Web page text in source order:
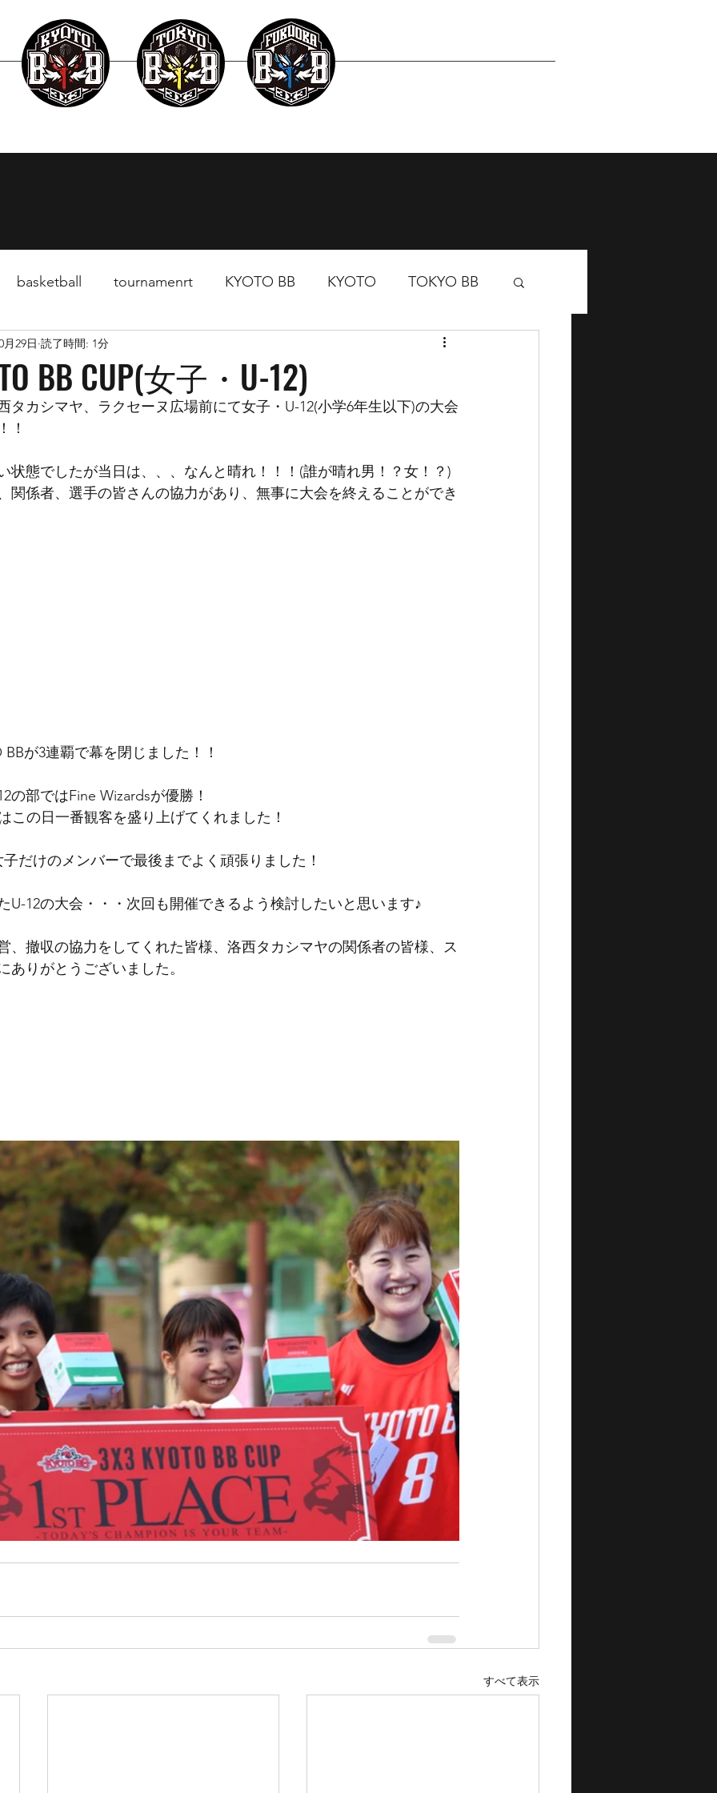
basketball tournamenrt KYOTO BB KYOTO TOKYO BB
BB CUP(女子・U-12)
月29日 読了時間: 1分
タカシマヤ、ラクセーヌ広場前にて女子・U-12(小学6年生以下)の大会
！
状態でしたが当日は、、、なんと晴れ！！！(誰が晴れ男！？女！？)
関係者、選手の皆さんの協力があり、無事に大会を終えることができ
が3連覇で幕を閉じました！！
の部ではFine Wizardsが優勝！
この日一番観客を盛り上げてくれました！
だけのメンバーで最後までよく頑張りました！
U-12の大会・・・次回も開催できるよう検討したいと思います♪
、撤収の協力をしてくれた皆様、洛西タカシマヤの関係者の皆様、ス
ありがとうございました。
すべて表示